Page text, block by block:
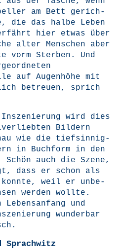
am Bett gerich­
die das hal­be Leben
hier etwas über
alter Men­schen aber
vorm Ster­ben. Und
auf Augen­hö­he mit
betreu­en, sprich
wird dies
Bil­dern
wie die tief­sin­nig-
in Buch­form in den
Schön auch die Sze­ne,
dass er schon als
weil er unbe­
wer­den woll­te.
Lebens­an­fang und
wun­der­bar
Sprachwitz